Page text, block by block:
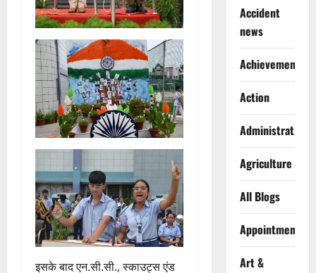
इसके बाद एन.सी.सी., स्काउट्स एंड
Accident
news
Achievements
Action
Administration
Agriculture
All Blogs
Appointments
Art &